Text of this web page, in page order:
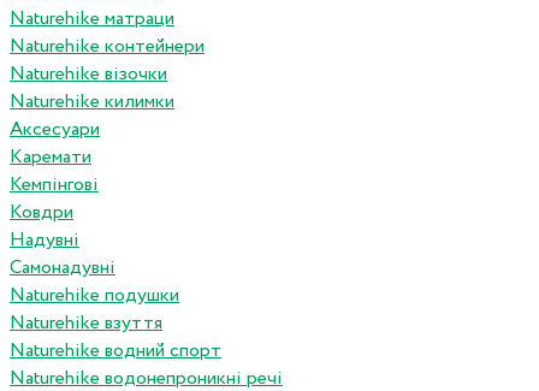
Naturehike матраци
Naturehike контейнери
Naturehike візочки
Naturehike килимки
Аксесуари
Каремати
Кемпінгові
Ковдри
Надувні
Самонадувні
Naturehike подушки
Naturehike взуття
Naturehike водний спорт
Naturehike водонепроникні речі